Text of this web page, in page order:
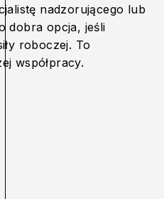
nadzorującego lub
dobra opcja, jeśli
roboczej. To
współpracy.